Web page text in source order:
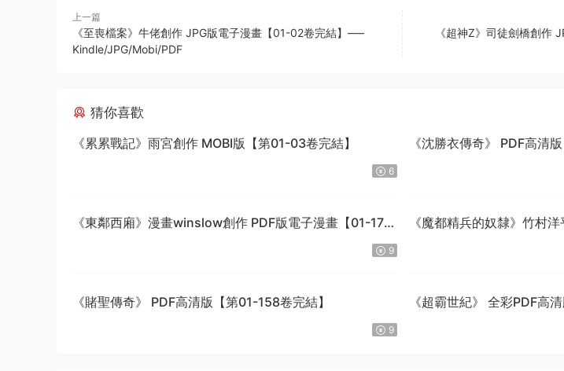
上一篇
《至喪檔案》牛佬創作 JPG版電子漫畫【01-02卷完結】—–
Kindle/JPG/Mobi/PDF
《超神Z》司徒劍橋創作
猜你喜歡
《累累戰記》雨宮創作 MOBI版【第01-03卷完結】
6
《沈勝衣傳奇》 PDF高清
《東鄰西廂》漫畫winslow創作 PDF版電子漫畫【01-170
9
《魔都精兵的奴隸》竹村
《賭聖傳奇》 PDF高清版【第01-158卷完結】
9
《超霸世紀》 全彩PDF高